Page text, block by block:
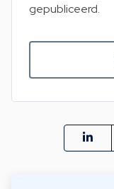
gepubliceerd.